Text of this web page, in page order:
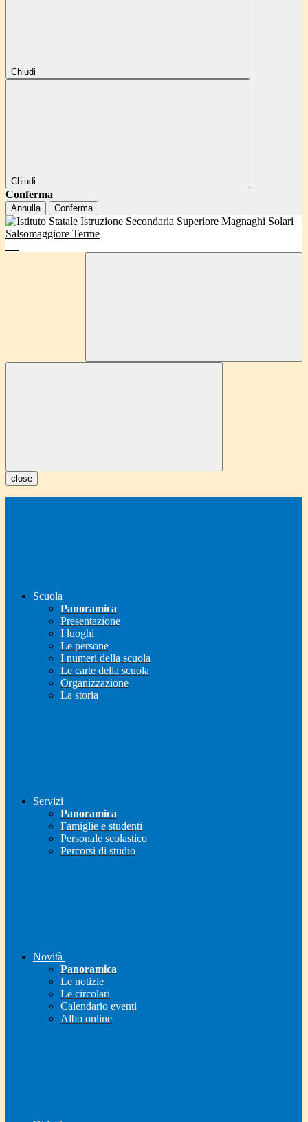
Chiudi
Chiudi
Conferma
Annulla Conferma
close
Scuola
Panoramica
Presentazione
I luoghi
Le persone
I numeri della scuola
Le carte della scuola
Organizzazione
La storia
Servizi
Panoramica
Famiglie e studenti
Personale scolastico
Percorsi di studio
Novità
Panoramica
Le notizie
Le circolari
Calendario eventi
Albo online